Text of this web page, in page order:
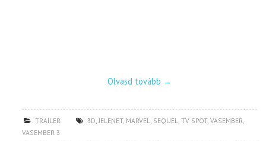
Olvasd tovább →
TRAILER 3D,JELENET, MARVEL, SEQUEL,TV SPOT,VASEMBER,
VASEMBER 3